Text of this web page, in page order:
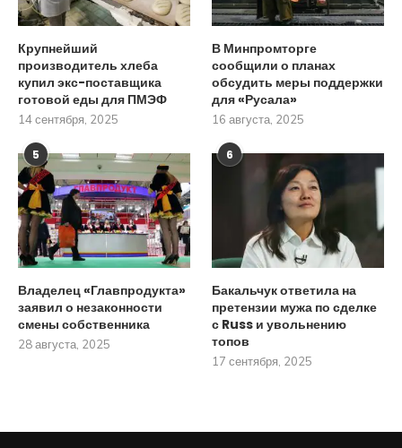
Крупнейший
производитель хлеба
купил экс-поставщика
готовой еды для ПМЭФ
14 сентября, 2025
В Минпромторге
сообщили о планах
обсудить меры поддержки
для «Русала»
16 августа, 2025
5
Владелец «Главпродукта»
заявил о незаконности
смены собственника
28 августа, 2025
6
Бакальчук ответила на
претензии мужа по сделке
с Russ и увольнению
топов
17 сентября, 2025